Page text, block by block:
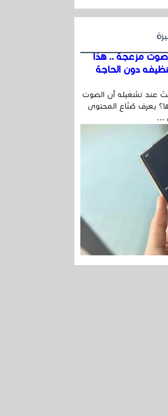
مزعجة .. هذا
دون الحاجة
عند تشغيله أن الصوت
يعرف صُنّاع المحتوى
...